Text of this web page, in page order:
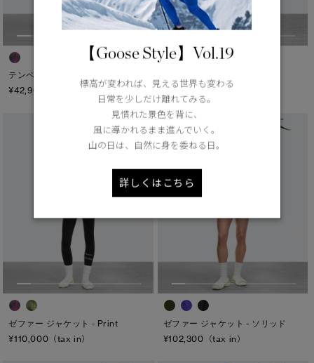
テンペスト ショーツ - Print
¥42,900（tax in）
¥42,900（tax in）
ゼファー ジャケット - Print
¥110,000（tax in）
ゼファー ジャケット - ソリッド
¥102,300（tax in）
【Goose Style】Vol.19
標高が変われば、見える世界も変わる
日常を少しだけ離れてみる。
見慣れた景色を背に、
風に導かれるまま進んでいく。
山の日は、自然に身を委ねる日。
詳しくはこちら